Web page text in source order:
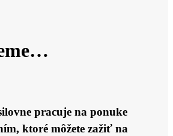
pracuje na ponuke
ktoré môžete zažiť na